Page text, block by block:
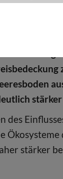
des
stärker